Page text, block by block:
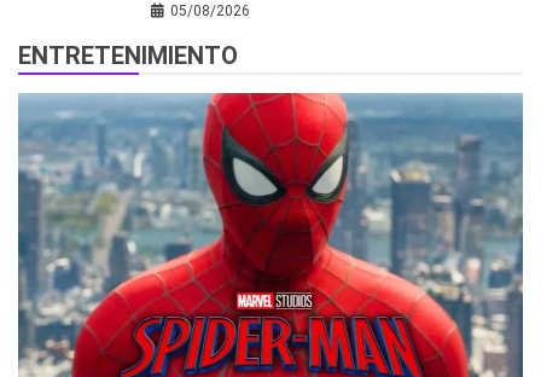
05/08/2026
ENTRETENIMIENTO